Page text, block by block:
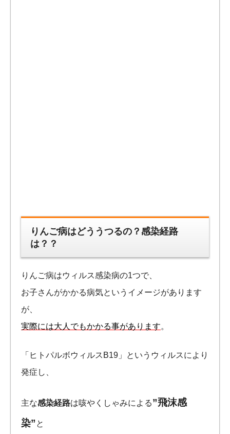
りんご病はどううつるの？感染経路
は？？
りんご病はウィルス感染病の1つで、
お子さんがかかる病気というイメージがあります
が、
実際には大人でもかかる事があります。
「ヒトパルボウィルスB19」というウィルスにより
発症し、
主な感染経路は咳やくしゃみによる”飛沫感
染” と